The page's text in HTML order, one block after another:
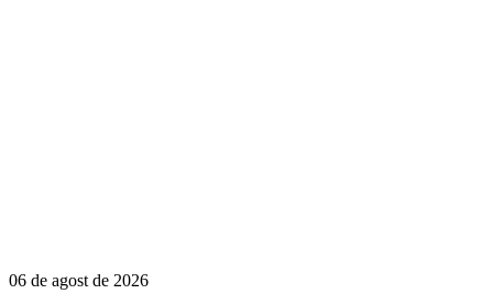
06 de agost de 2026